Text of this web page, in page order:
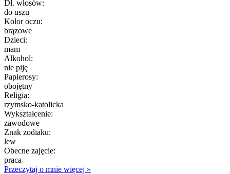
Dł. włosów:
do uszu
Kolor oczu:
brązowe
Dzieci:
mam
Alkohol:
nie piję
Papierosy:
obojętny
Religia:
rzymsko-katolicka
Wykształcenie:
zawodowe
Znak zodiaku:
lew
Obecne zajęcie:
praca
Przeczytaj o mnie więcej »